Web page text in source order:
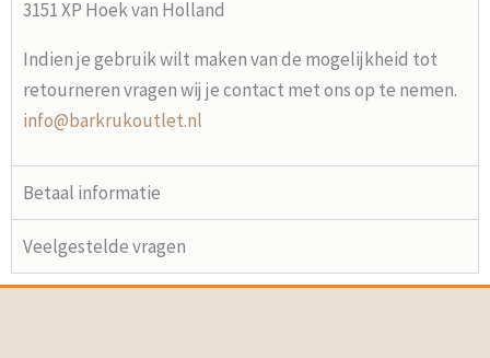
3151 XP Hoek van Holland
Indien je gebruik wilt maken van de mogelijkheid tot
retourneren vragen wij je contact met ons op te nemen.
info@barkrukoutlet.nl
Betaal informatie
Veelgestelde vragen